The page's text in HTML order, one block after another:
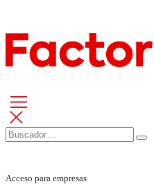
Acceso para empresas